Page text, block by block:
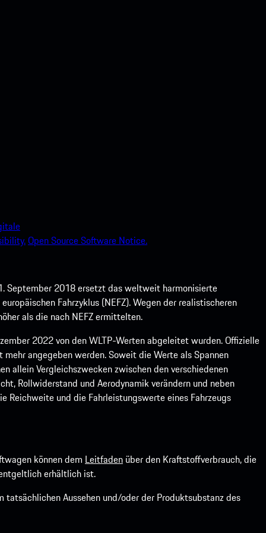
Open Source Software Notice.
September 2018 ersetzt das weltweit harmonisierte
Fahrzyklus (NEFZ). Wegen der realistischeren
als die nach NEFZ ermittelten.
2022 von den WLTP-Werten abgeleitet wurden. Offizielle
angegeben werden. Soweit die Werte als Spannen
allein Vergleichszwecken zwischen den verschiedenen
Rollwiderstand und Aerodynamik verändern und neben
Reichweite und die Fahrleistungswerte eines Fahrzeugs
können dem Leitfaden über den Kraftstoffverbrauch, die
erhältlich ist.
Aussehen und/oder der Produktsubstanz des